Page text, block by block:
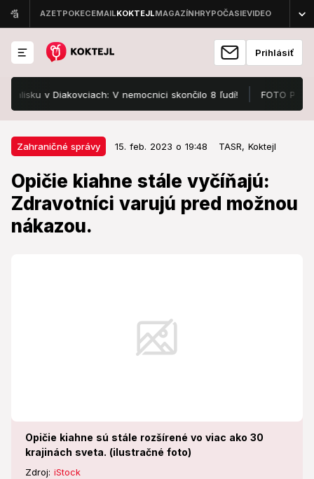
Prihlásiť
v Diakovciach: V nemocnici skončilo 8 ľudí! FOTO Pozrite, v
Zahraničné správy 15. feb. 2023 o 19:48 TASR, Koktejl
Opičie kiahne stále vyčíňajú:
Zdravotníci varujú pred možnou
nákazou.
Opičie kiahne sú stále rozšírené vo viac ako 30
krajinách sveta. (ilustračné foto)
Zdroj: iStock
Zahraničné správy 15. feb. 2023 o 19:48
Opičie kiahne stále vyčíňajú:
Zdravotníci varujú pred možnou
nákazou.